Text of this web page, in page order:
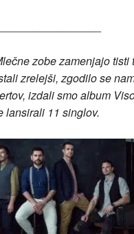
zobe zamenjajo tisti
zrelejši, zgodilo se
izdali smo album
lansirali 11 singlov.